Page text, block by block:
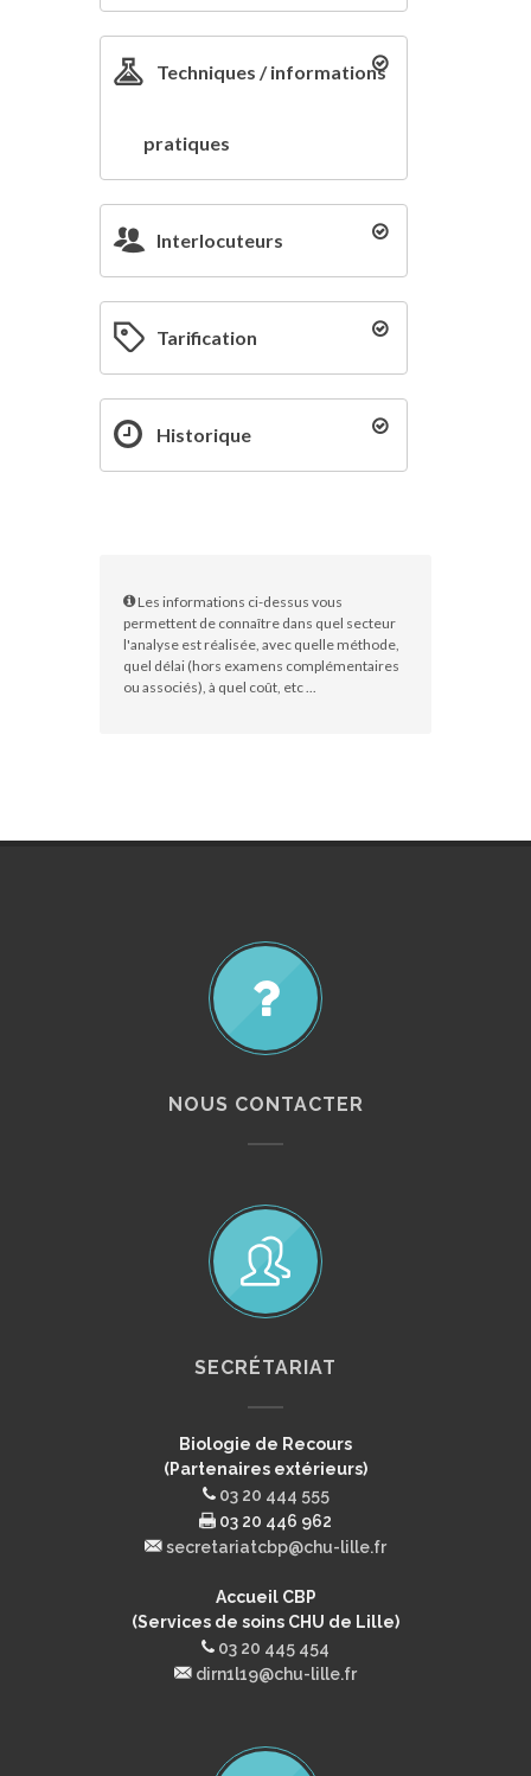
Techniques / informations
pratiques
Interlocuteurs
Tarification
Historique
Les informations ci-dessus vous
permettent de connaître dans quel secteur
l'analyse est réalisée, avec quelle méthode,
quel délai (hors examens complémentaires
ou associés), à quel coût, etc ...
NOUS CONTACTER
SECRÉTARIAT
Biologie de Recours
(Partenaires extérieurs)
03 20 444 555
03 20 446 962
secretariatcbp@chu-lille.fr
Accueil CBP
(Services de soins CHU de Lille)
03 20 445 454
dirn1l19@chu-lille.fr